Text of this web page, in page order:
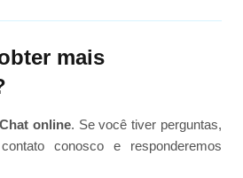
mais
Chat online. Se você tiver perguntas,
conosco e responderemos